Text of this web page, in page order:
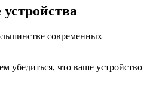
современных
убедиться, что ваше устройство